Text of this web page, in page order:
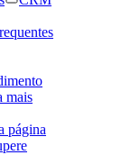
mais
página